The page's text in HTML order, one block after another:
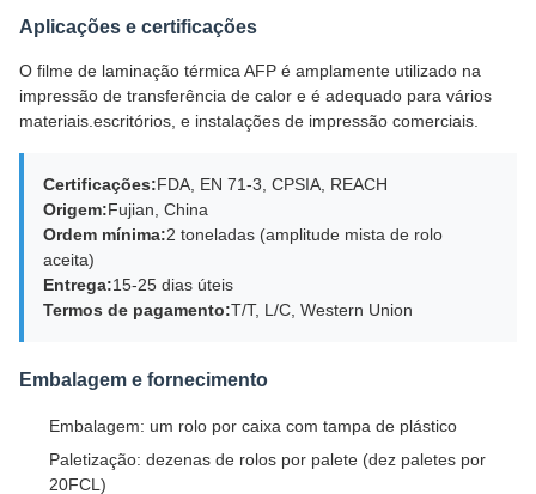
Aplicações e certificações
O filme de laminação térmica AFP é amplamente utilizado na
impressão de transferência de calor e é adequado para vários
materiais.escritórios, e instalações de impressão comerciais.
Certificações:FDA, EN 71-3, CPSIA, REACH
Origem:Fujian, China
Ordem mínima:2 toneladas (amplitude mista de rolo
aceita)
Entrega:15-25 dias úteis
Termos de pagamento:T/T, L/C, Western Union
Embalagem e fornecimento
Embalagem: um rolo por caixa com tampa de plástico
Paletização: dezenas de rolos por palete (dez paletes por
20FCL)